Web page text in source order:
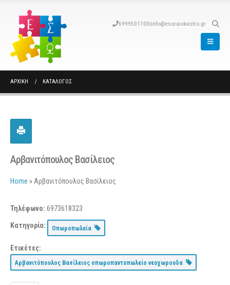
6999501100|info@esoraiokastro.gr
ΑΡΧΙΚΉ ΚΑΤΆΛΟΓΟΣ
Αρβανιτόπουλος Βασίλειος
Home » Αρβανιτόπουλος Βασίλειος
Τηλέφωνο: 6973618323
Κατηγορία: Οπωροπωλεία
Ετικέτες:
Αρβανιτόπουλος Βασίλειος οπωροπαντοπωλείο νεοχωρουδα